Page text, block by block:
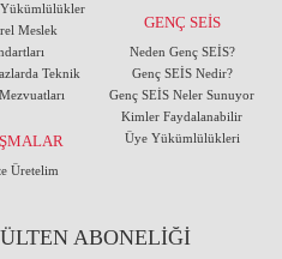
Yükümlülükler
Meslek
Teknik
Üretelim
GENÇ SEİS
Neden Genç SEİS?
Genç SEİS Nedir?
Genç SEİS Neler Sunuyor
Kimler Faydalanabilir
Üye Yükümlülükleri
ABONELİĞİ